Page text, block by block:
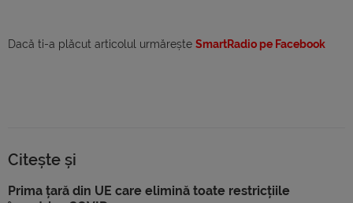
Dacă ti-a plăcut articolul urmărește SmartRadio pe Facebook
Citește și
Prima țară din UE care elimină toate restricțiile